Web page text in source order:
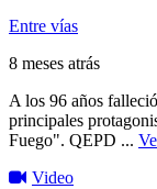
Entre vías
8 meses atrás
A los 96 años
principales
Fuego". QEPD ...
Video